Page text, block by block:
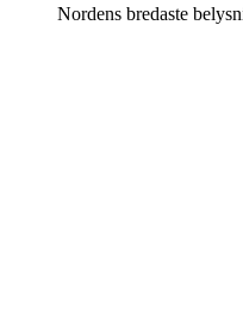
Nordens bredaste